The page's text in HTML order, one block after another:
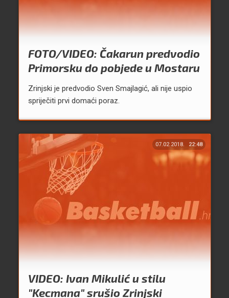
FOTO/VIDEO: Čakarun predvodio
Primorsku do pobjede u Mostaru
Zrinjski je predvodio Sven Smajlagić, ali nije uspio
spriječiti prvi domaći poraz.
07.02.2018. 22:48
VIDEO: Ivan Mikulić u stilu
"Kecmana" srušio Zrinjski